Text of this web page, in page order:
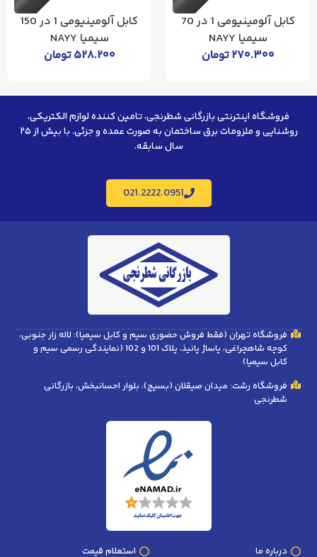
کابل آلومینیومی 1 در 70
سیمیا NAYY
۲۷۰.۳۰۰تومان
کابل آلومینیومی 1 در 150
سیمیا NAYY
۵۲۸.۲۰۰تومان
فروشگاه اینترنتی بازرگانی شطرنجی، تامین کننده لوازم الکتریکی،
روشنایی و ملزومات برق ساختمان به صورت عمده و جزئی. با بیش از ۲۵
سال سابقه.
021.2222.0951
فروشگاه تهران (فقط فروش حضوری سیم و کابل سیمیا): لاله زار جنوبی،
کوچه شاهچراغی، پاساژ پانیذ، پلاک 101 و 102 (نمایندگی رسمی سیم و
کابل سیمیا)
فروشگاه رشت: میدان صیقلان (بسیج)، بلوار احسانبخش، بازرگانی
شطرنجی
درباره ما استعلام قیمت